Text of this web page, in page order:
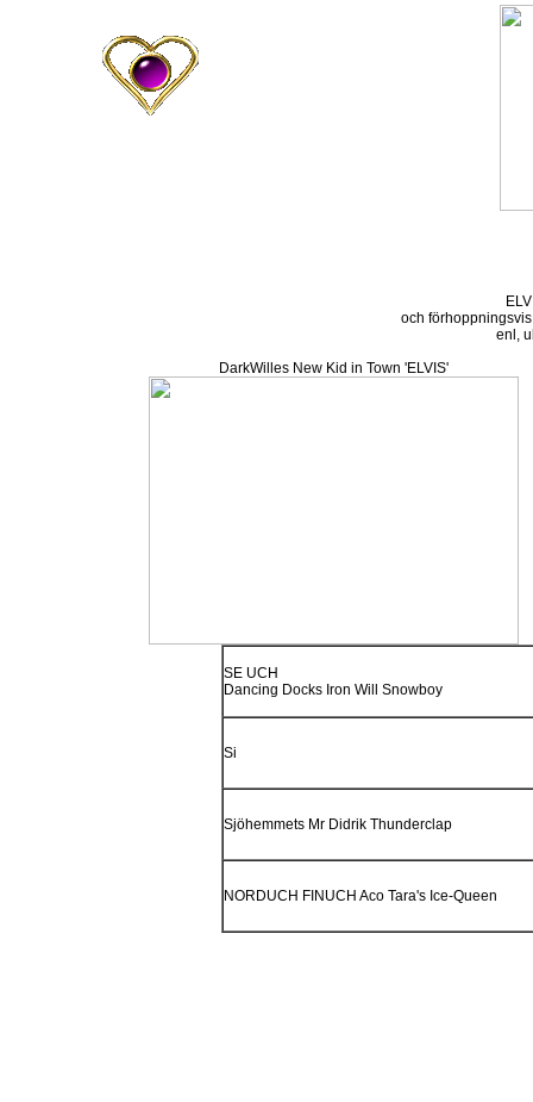
och
enl,
DarkWilles New Kid in Town 'ELVIS'
SE UCH
Dancing Docks Iron Will Snowboy
Si
Sjöhemmets Mr Didrik Thunderclap
NORDUCH FINUCH Aco Tara's Ice-Queen